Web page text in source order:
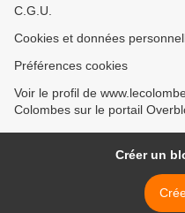
C.G.U.
Cookies et données
Préférences cookies
Voir le profil de
Colombes sur le portail
Créer un